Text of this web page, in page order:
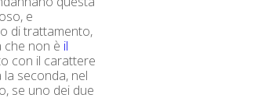
e
di trattamento,
che non è il
con il carattere
seconda, nel
se uno dei due